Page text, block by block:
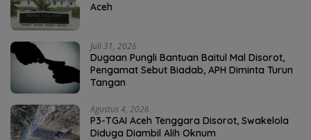
Aceh
Juli 31, 2026
Dugaan Pungli Bantuan Baitul Mal Disorot,
Pengamat Sebut Biadab, APH Diminta Turun
Tangan
Agustus 4, 2026
P3-TGAI Aceh Tenggara Disorot, Swakelola
Diduga Diambil Alih Oknum